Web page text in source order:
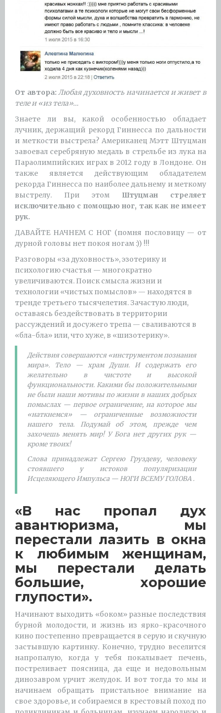
От автора: Любая духовность начинается и живет в
теле и «из тела»…
Знаете ли вы, какой особенностью обладает
лучник, держащий рекорд Гиннесса по дальности
и меткости выстрела? Американец Мэтт Штуцман
завоевал серебряную медаль в стрельбе из лука на
Параолимпийских играх в 2012 году в Лондоне. Он
также является действующим обладателем
рекорда Гиннесса по наиболее дальнему и меткому
выстрелу. При этом Штуцман стреляет
исключительно с помощью ног, так как не имеет
рук.
ДАВАЙТЕ НАЧНЕМ С НОГ (помня пословицу — от
дурной головы нет покоя ногам :)) !!!
Разговоры «за духовность», эзотерику и
психологию счастья — многократно
увеличиваются. Поиск смысла жизни и
технологии «чистых помыслов» — находятся в
тренде третьего тысячелетия. Зачастую люди,
оставаясь бездействовать в территории
рассуждений и досужего трепа — сваливаются в
«бла-бла» или, что хуже, в «шизотерику».
Действия совершаются «инструментом познания
мира». Тело — храм Души. И содержать его
желательно в чистоте и высокой
функциональности. Какими бы положительными
не были наши мотивы по жизни в наших добрых
помыслах — первое ограничение, на которое мы
«наткнемся» — ограниченные возможности
нашего тела. Подумай об этом, прежде чем
захочешь менять мир! У Бога нет других рук —
кроме твоих!
Слова принадлежат Сергею Груздеву, человеку
стоявшего у истоков популяризации
Исцеляющего Импульса — НОГИ ВСЕМУ ГОЛОВА .
«В нас пропал дух
авантюризма, мы
перестали лазить в окна
к любимым женщинам,
мы перестали делать
большие, хорошие
глупости».
Начинают выходить «боком» разные последствия
бурной молодости, и жизнь из ярко-красочного
кино постепенно превращается в серую и скучную
застывшую картинку. Конечно, трудно веселится
напропалую, когда у тебя покалывает печень,
постреливает поясница, да еще и недовольным
динозавром урчит желудок. И вот тогда то мы и
начинаем обращать пристальное внимание на
свое здоровье, и собираемся в крестовый поход по